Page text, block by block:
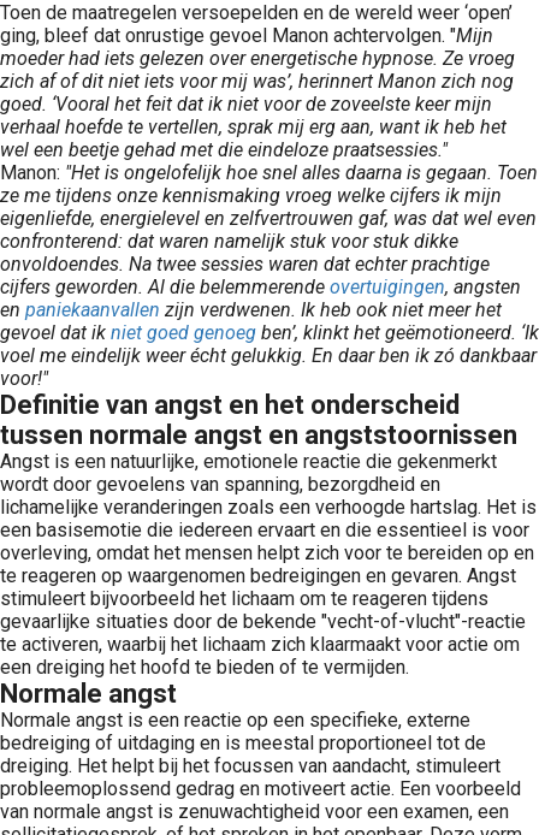
Toen de maatregelen versoepelden en de wereld weer ‘open’
ging, bleef dat onrustige gevoel Manon achtervolgen. "Mijn
moeder had iets gelezen over energetische hypnose. Ze vroeg
zich af of dit niet iets voor mij was’, herinnert Manon zich nog
goed. ‘Vooral het feit dat ik niet voor de zoveelste keer mijn
verhaal hoefde te vertellen, sprak mij erg aan, want ik heb het
wel een beetje gehad met die eindeloze praatsessies."
Manon: "Het is ongelofelijk hoe snel alles daarna is gegaan. Toen
ze me tijdens onze kennismaking vroeg welke cijfers ik mijn
eigenliefde, energielevel en zelfvertrouwen gaf, was dat wel even
confronterend: dat waren namelijk stuk voor stuk dikke
onvoldoendes. Na twee sessies waren dat echter prachtige
cijfers geworden. Al die belemmerende overtuigingen, angsten
en paniekaanvallen zijn verdwenen. Ik heb ook niet meer het
gevoel dat ik niet goed genoeg ben’, klinkt het geëmotioneerd. ‘Ik
voel me eindelijk weer écht gelukkig. En daar ben ik zó dankbaar
voor!"
Definitie van angst en het onderscheid
tussen normale angst en angststoornissen
Angst is een natuurlijke, emotionele reactie die gekenmerkt
wordt door gevoelens van spanning, bezorgdheid en
lichamelijke veranderingen zoals een verhoogde hartslag. Het is
een basisemotie die iedereen ervaart en die essentieel is voor
overleving, omdat het mensen helpt zich voor te bereiden op en
te reageren op waargenomen bedreigingen en gevaren. Angst
stimuleert bijvoorbeeld het lichaam om te reageren tijdens
gevaarlijke situaties door de bekende "vecht-of-vlucht"-reactie
te activeren, waarbij het lichaam zich klaarmaakt voor actie om
een dreiging het hoofd te bieden of te vermijden.
Normale angst
Normale angst is een reactie op een specifieke, externe
bedreiging of uitdaging en is meestal proportioneel tot de
dreiging. Het helpt bij het focussen van aandacht, stimuleert
probleemoplossend gedrag en motiveert actie. Een voorbeeld
van normale angst is zenuwachtigheid voor een examen, een